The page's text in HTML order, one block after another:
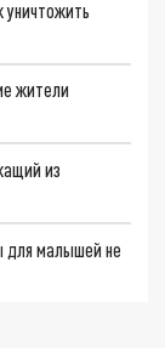
уничтожить
жители
из
для малышей не